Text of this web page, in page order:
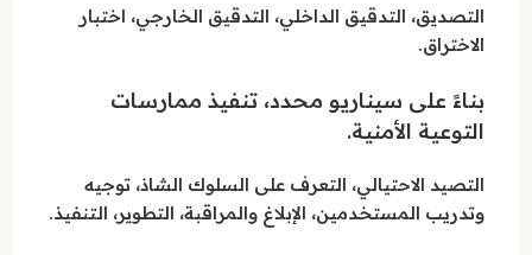
التصديق، التدقيق الداخلي، التدقيق الخارجي، اختبار
الاختراق.
بناءً على سيناريو محدد، تنفيذ ممارسات
التوعية الأمنية.
التصيد الاحتيالي، التعرف على السلوك الشاذ، توجيه
وتدريب المستخدمين، الإبلاغ والمراقبة، التطوير، التنفيذ.